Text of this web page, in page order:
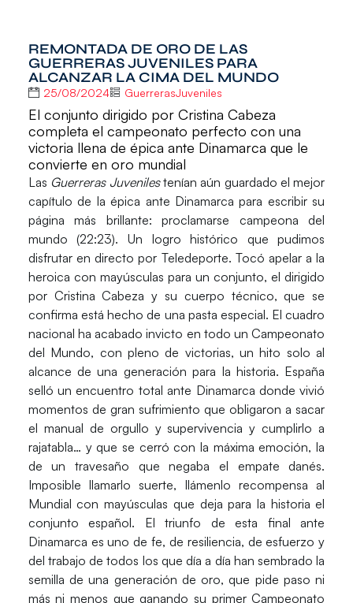
REMONTADA DE ORO DE LAS
GUERRERAS JUVENILES PARA
ALCANZAR LA CIMA DEL MUNDO
25/08/2024 GuerrerasJuveniles
El conjunto dirigido por Cristina Cabeza
completa el campeonato perfecto con una
victoria llena de épica ante Dinamarca que le
convierte en oro mundial
Las Guerreras Juvenilestenían aún guardado el mejor
capítulo de la épica ante Dinamarca para escribir su
página más brillante: proclamarse campeona del
mundo (22:23). Un logro histórico que pudimos
disfrutar en directo por Teledeporte. Tocó apelar a la
heroica con mayúsculas para un conjunto, el dirigido
por Cristina Cabeza y su cuerpo técnico, que se
confirma está hecho de una pasta especial. El cuadro
nacionalha acabado invicto en todo un Campeonato
del Mundo, con pleno de victorias,un hito solo al
alcance de una generación para la historia. España
selló un encuentro total ante Dinamarca donde vivió
momentos de gran sufrimiento que obligaron a sacar
el manual de orgullo y supervivencia y cumplirlo a
rajatabla… y que se cerró con la máxima emoción, la
de un travesaño que negaba el empate danés.
Imposible llamarlo suerte, llámenlo recompensa al
Mundial con mayúsculas que deja para la historia el
conjunto español. El triunfo de esta final ante
Dinamarca es uno defe, de resiliencia, de esfuerzo y
del trabajo de todos los que día a día han sembrado la
semilla de una generación de oro, que pide paso ni
más ni menos que ganando su primer Campeonato